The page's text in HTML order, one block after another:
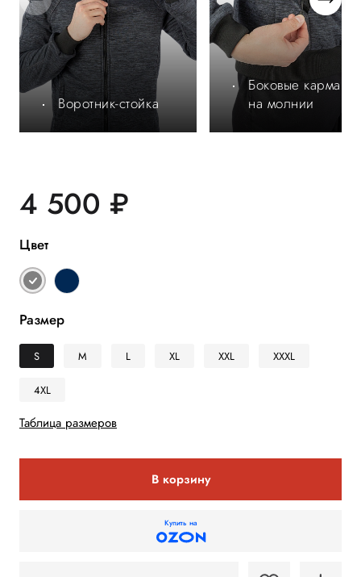
Воротник-стойка
Боковые карманы
на молнии
4 500 ₽
Цвет
Размер
S M L XL XXL XXXL
4XL
Таблица размеров
В корзину
Купить на